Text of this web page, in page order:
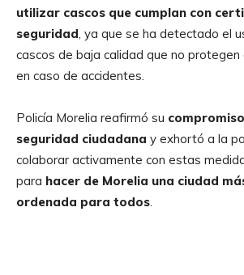
utilizar cascos que cumplan con
seguridad, ya que se ha detectado el
cascos de baja calidad que no
en caso de accidentes.
Policía Morelia reafirmó su
seguridad ciudadana y exhortó a la
colaborar activamente con estas
para hacer de Morelia una ciudad
ordenada para todos.